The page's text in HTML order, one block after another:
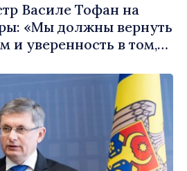
Василе Тофан на
«Мы должны вернуть
и уверенность в том,